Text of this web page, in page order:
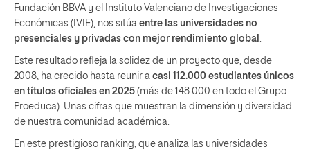
Fundación BBVA y el Instituto Valenciano de Investigaciones
Económicas (IVIE), nos sitúa entre las universidades no
presenciales y privadas con mejor rendimiento global
Este resultado refleja la solidez de un proyecto que, desde
2008, ha crecido hasta reunir a casi 112.000 estudiantes únicos
en títulos oficiales en 2025 (más de 148.000 en todo el Grupo
Proeduca). Unas cifras que muestran la dimensión y diversidad
de nuestra comunidad académica.
En este prestigioso ranking, que analiza las universidades